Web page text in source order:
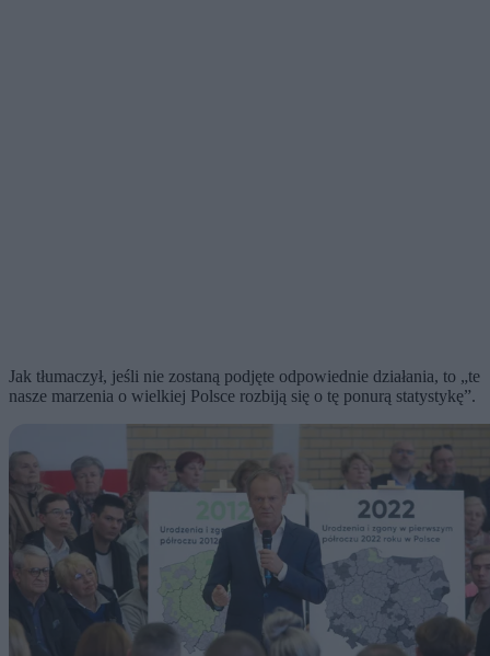
Jak tłumaczył, jeśli nie zostaną podjęte odpowiednie działania, to „te
nasze marzenia o wielkiej Polsce rozbiją się o tę ponurą statystykę”.